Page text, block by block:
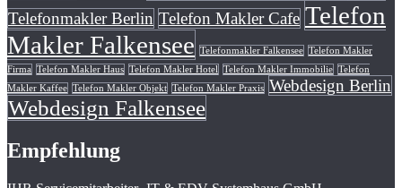
Telefonmakler Berlin Telefon Makler Cafe Telefon
Makler Falkensee
Telefonmakler Falkensee Telefon Makler
Firma Telefon Makler Haus Telefon Makler Hotel Telefon Makler Immobilie Telefon
Makler Kaffee Telefon Makler Objekt Telefon Makler Praxis Webdesign Berlin
Webdesign Falkensee
Empfehlung